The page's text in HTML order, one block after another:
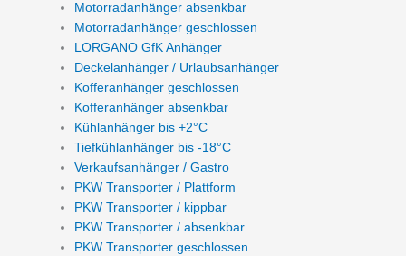
Motorradanhänger absenkbar
Motorradanhänger geschlossen
LORGANO GfK Anhänger
Deckelanhänger / Urlaubsanhänger
Kofferanhänger geschlossen
Kofferanhänger absenkbar
Kühlanhänger bis +2°C
Tiefkühlanhänger bis -18°C
Verkaufsanhänger / Gastro
PKW Transporter / Plattform
PKW Transporter / kippbar
PKW Transporter / absenkbar
PKW Transporter geschlossen